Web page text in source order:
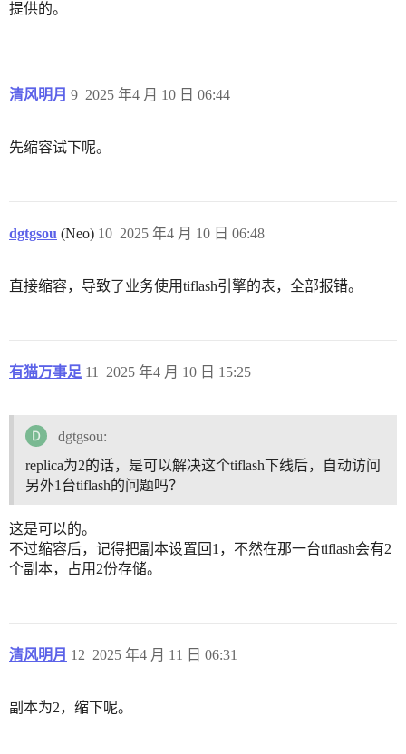
提供的。
清风明月 2025 年4 月 10 日 06:44
9
先缩容试下呢。
dgtgsou (Neo) 2025 年4 月 10 日 06:48
10
直接缩容，导致了业务使用tiflash引擎的表，全部报错。
有猫万事足 2025 年4 月 10 日 15:25
11
dgtgsou:
replica为2的话，是可以解决这个tiflash下线后，自动访问
另外1台tiflash的问题吗？
这是可以的。
不过缩容后，记得把副本设置回1，不然在那一台tiflash会有2
个副本，占用2份存储。
清风明月 2025 年4 月 11 日 06:31
12
副本为2，缩下呢。